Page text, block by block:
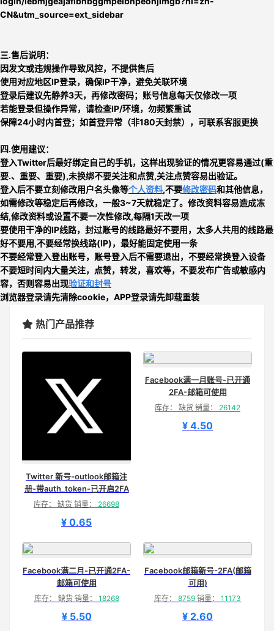
CN&utm_source=ext_sidebar
三.售后说明：
因发文或违规操作导致风控，不提供售后
使用对应地区IP登录，确保IP干净，避免关联环境
登录后建议先静养3天，再修改密码；账号信息每天仅修改一项
若能登录但操作异常，请检查IP/环境，勿频繁重试
保障24小时内首登；如首登异常（非180天封禁），可联系客服更换
四.使用建议：
登入Twitter后最好绑定自己的手机，这样出现验证的情况更容易通过(重
要.、重要、重要),未换绑不要关注和点赞,关注点赞容易出验证。
登入后不要立刻修改用户名头像等个人资料,不要修改密码和其他信息，
如需修改等稳定后再修改，一般3~7天就稳定了。修改资料容易造成冻
结,修改资料或设置不要一次性修改,每隔1天改一项
要使用干净的IP线路，封过账号的线路最好不要用，太多人共用的线路最
好不要用,不要经常换线路(IP)，最好能固定使用一条
不要经常登入登出账号，账号登入后不需要退出，不要经常换登入设备
不要短时间内大量关注，点赞，转发，喜欢等， 不要发布广告或敏感内
容，否则容易出现验证和封号
浏览器登录请先清除cookie，APP登录请先卸载重装
热门产品推荐
Twitter 新号-outlook邮箱注
册-带auth_token-已开启2FA
库存： 缺货 销量： 26698
¥ 0.65
Facebook满一月账号-已开通
2FA-邮箱可使用
库存： 缺货 销量： 26142
¥ 4.50
Facebook满二月-已开通2FA-
邮箱可使用
库存： 缺货 销量： 18268
¥ 5.50
Facebook邮箱新号-2FA(邮箱
可用)
库存： 8759 销量： 11173
¥ 2.60